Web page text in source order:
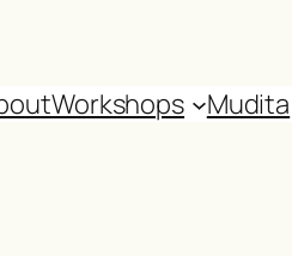
Workshops Mudita